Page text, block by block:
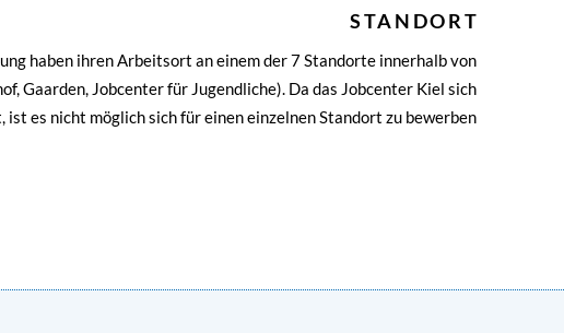
STANDORT
haben ihren Arbeitsort an einem der 7 Standorte innerhalb von
Gaarden, Jobcenter für Jugendliche). Da das Jobcenter Kiel sich
es nicht möglich sich für einen einzelnen Standort zu bewerben.